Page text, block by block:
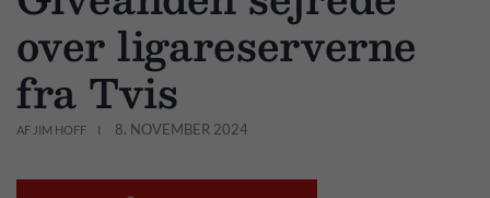
over ligareserverne
fra Tvis
AF JIM HOFF 8. NOVEMBER 2024